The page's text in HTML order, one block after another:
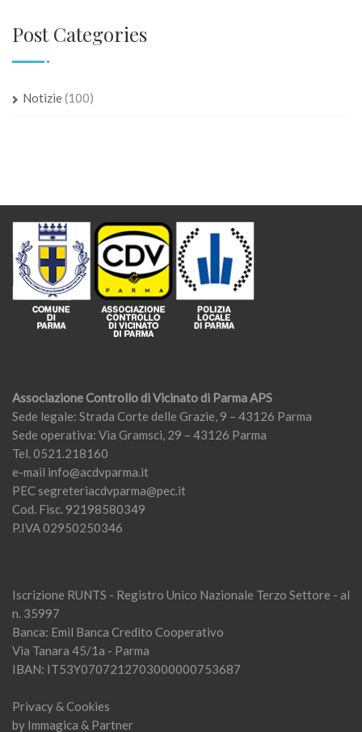
Post Categories
Notizie(100)
Associazione Controllo di Vicinato di Parma APS
Sede legale: Strada Corte delle Grazie, 9 – 43126 Parma
Sede operativa: Via Gramsci, 29 – 43126 Parma
Tel. 0521.218160
e-mail info@acdvparma.it
PEC segreteriacdvparma@pec.it
Cod. Fisc. 92198580349
P.IVA 02950250346
Iscrizione RUNTS - Registro Unico Nazionale Terzo Settore - al
n. 35997
Banca: Emil Banca Credito Cooperativo
Via Tanara 45/1a - Parma
IBAN: IT53Y0707212703000000753687
Privacy & Cookies
by Immagica & Partner